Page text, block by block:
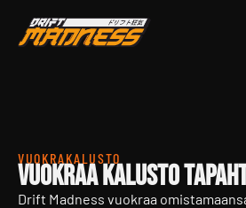
VUOKRAKALUSTO
Vuokraa kalusto
Drift Madness vuokraa